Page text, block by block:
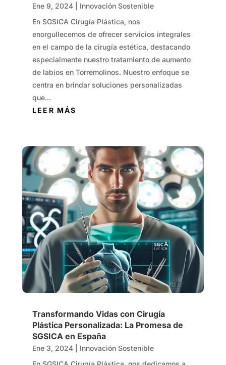
Ene 9, 2024| Innovación Sostenible
En SGSICA Cirugía Plástica, nos
enorgullecemos de ofrecer servicios integrales
en el campo de la cirugía estética, destacando
especialmente nuestro tratamiento de aumento
de labios en Torremolinos. Nuestro enfoque se
centra en brindar soluciones personalizadas
que...
LEER MÁS
Transformando Vidas con Cirugía
Plástica Personalizada: La Promesa de
SGSICA en España
Ene 3, 2024| Innovación Sostenible